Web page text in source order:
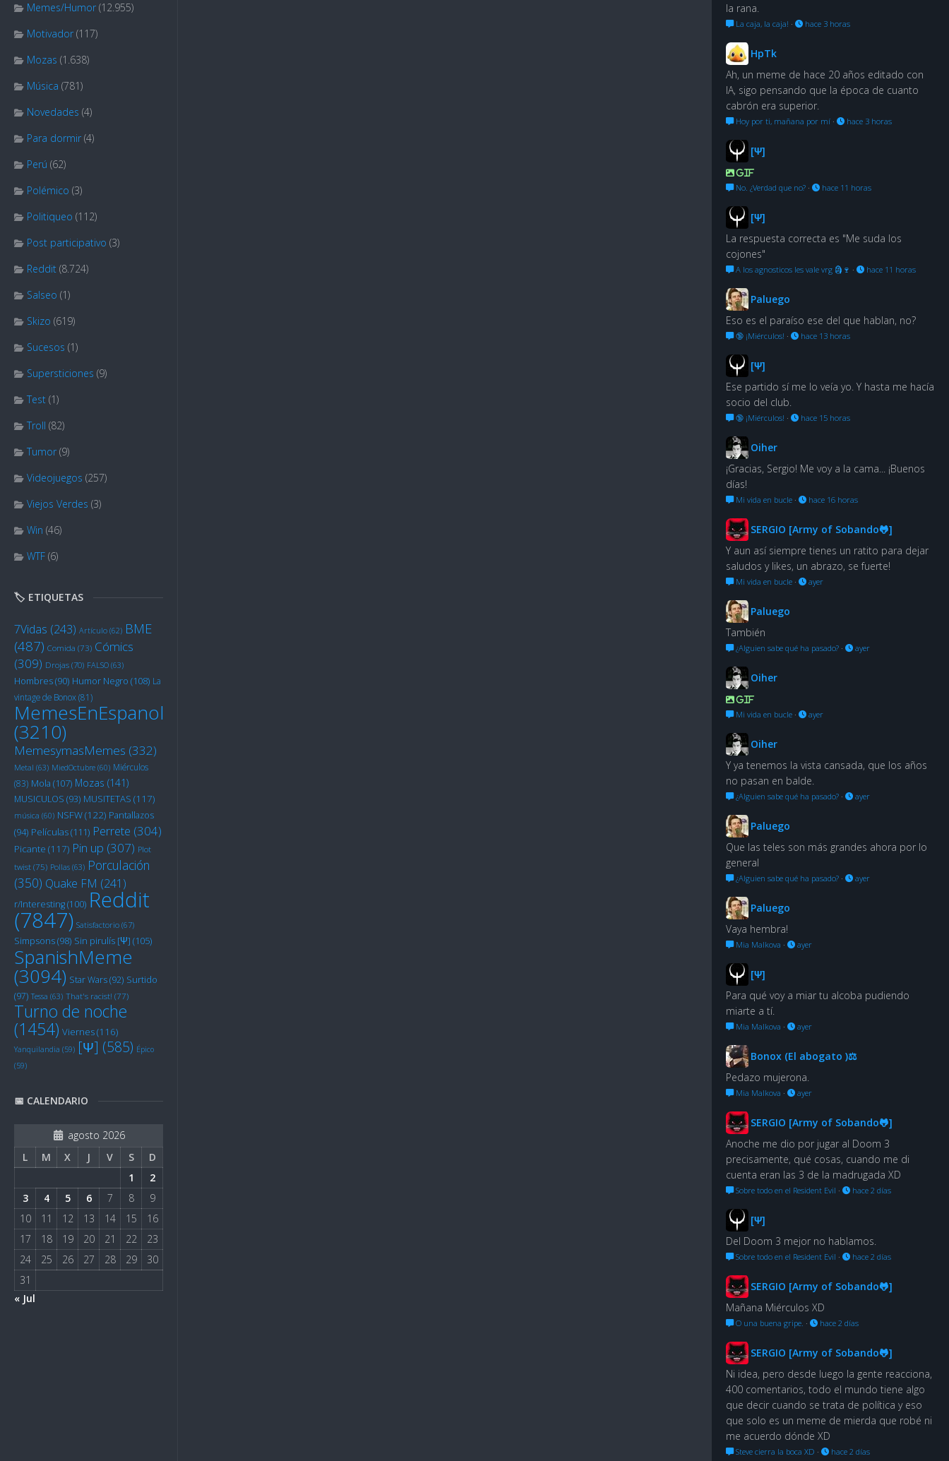
Memes/Humor (12.955)
Motivador (117)
Mozas (1.638)
Música (781)
Novedades (4)
Para dormir (4)
Perú (62)
Polémico (3)
Politiqueo (112)
Post participativo (3)
Reddit (8.724)
Salseo (1)
Skizo (619)
Sucesos (1)
Supersticiones (9)
Test (1)
Troll (82)
Tumor (9)
Videojuegos (257)
Viejos Verdes (3)
Win (46)
WTF (6)
🏷️ ETIQUETAS
7Vidas (243) Artículo (62) BME
(487) Comida (73) Cómics
(309) Drojas (70) FALSO (63)
Hombres(90) Humor Negro (108) La
vintage de Bonox(81)
MemesEnEspanol
(3210)
MemesymasMemes (332)
Metal (63) MiedOctubre (60) Miérculos
(83) Mola (107) Mozas (141)
MUSICULOS (93) MUSITETAS (117)
música (60) NSFW(122) Pantallazos
(94) Películas(111) Perrete (304)
Picante (117) Pin up (307) Plot
twist (75) Pollas (63) Porculación
(350) Quake FM (241)
r/Interesting(100) Reddit
(7847) Satisfactorio (67)
Simpsons(98) Sin pirulís [Ψ] (105)
SpanishMeme
(3094) Star Wars(92) Surtido
(97) Tessa (63) That's racist! (77)
Turno de noche
(1454) Viernes(116)
Yanquilandia (59) [Ψ] (585) Épico
(59)
📅 CALENDARIO
agosto 2026
L
M X J V S
D
1
2
3
4 5 6 7 8
9
10
11 12 13 14 15
16
17
18 19 20 21 22
23
24
25 26 27 28 29
30
31
« Jul
la rana.
La caja, la caja! · hace 3 horas
HpTk
Ah, un meme de hace 20 años editado con
IA, sigo pensando que la época de cuanto
cabrón era superior.
Hoy por ti, mañana por mí · hace 3 horas
[Ψ]
GIF
No. ¿Verdad que no? · hace 11 horas
[Ψ]
La respuesta correcta es "Me suda los
cojones"
A los agnosticos les vale vrg 🗿🍷 · hace 11 horas
Paluego
Eso es el paraíso ese del que hablan, no?
🔞 ¡Miérculos! · hace 13 horas
[Ψ]
Ese partido sí me lo veía yo. Y hasta me hacía
socio del club.
🔞 ¡Miérculos! · hace 15 horas
Oiher
¡Gracias, Sergio! Me voy a la cama... ¡Buenos
días!
Mi vida en bucle · hace 16 horas
SERGIO [Army of Sobando🐸]
Y aun así siempre tienes un ratito para dejar
saludos y likes, un abrazo, se fuerte!
Mi vida en bucle · ayer
Paluego
También
¿Alguien sabe qué ha pasado? · ayer
Oiher
GIF
Mi vida en bucle · ayer
Oiher
Y ya tenemos la vista cansada, que los años
no pasan en balde.
¿Alguien sabe qué ha pasado? · ayer
Paluego
Que las teles son más grandes ahora por lo
general
¿Alguien sabe qué ha pasado? · ayer
Paluego
Vaya hembra!
Mia Malkova · ayer
[Ψ]
Para qué voy a miar tu alcoba pudiendo
miarte a tí.
Mia Malkova · ayer
Bonox (El abogato )⚖
Pedazo mujerona.
Mia Malkova · ayer
SERGIO [Army of Sobando🐸]
Anoche me dio por jugar al Doom 3
precisamente, qué cosas, cuando me di
cuenta eran las 3 de la madrugada XD
Sobre todo en el Resident Evil · hace 2 días
[Ψ]
Del Doom 3 mejor no hablamos.
Sobre todo en el Resident Evil · hace 2 días
SERGIO [Army of Sobando🐸]
Mañana Miérculos XD
O una buena gripe. · hace 2 días
SERGIO [Army of Sobando🐸]
Ni idea, pero desde luego la gente reacciona,
400 comentarios, todo el mundo tiene algo
que decir cuando se trata de política y eso
que solo es un meme de mierda que robé ni
me acuerdo dónde XD
Steve cierra la boca XD · hace 2 días